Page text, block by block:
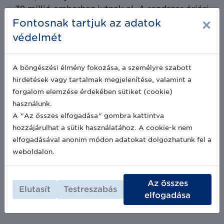
30 millió emberhez jutnak el. A rendszer óriási
mennyiségű állat nyomon követését végzi
heti hét napon keresztül a tenyésztőktől a
vágóhidakon és nagykereskedelmi piacokon
át a kiskereskedelemig.
Fontosnak tartjuk az adatok
védelmét
×
A böngészési élmény fokozása, a személyre szabott
hirdetések vagy tartalmak megjelenítése, valamint a
forgalom elemzése érdekében sütiket (cookie)
használunk.
A "Az összes elfogadása" gombra kattintva
hozzájárulhat a sütik használatához. A cookie-k nem
elfogadásával anonim módon adatokat dolgozhatunk fel a
weboldalon.
Elutasít Testreszabás
Az összes
elfogadása